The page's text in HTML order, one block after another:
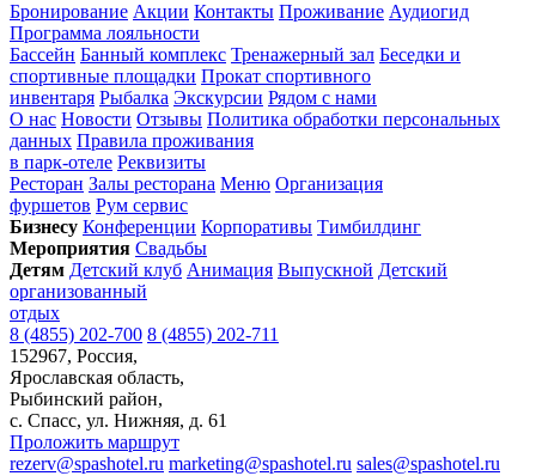
Бронирование Акции Контакты Проживание Аудиогид
Программа лояльности
Бассейн Банный комплекс Тренажерный зал Беседки и
спортивные площадки Прокат спортивного
инвентаря Рыбалка Экскурсии Рядом с нами
О нас Новости Отзывы Политика обработки персональных
данных Правила проживания
в парк-отеле Реквизиты
Ресторан Залы ресторана Меню Организация
фуршетов Рум сервис
Бизнесу Конференции Корпоративы Тимбилдинг
Мероприятия Свадьбы
Детям Детский клуб Анимация Выпускной Детский
организованный
отдых
8 (4855) 202-700 8 (4855) 202-711
152967, Россия,
Ярославская область,
Рыбинский район,
с. Спаcс, ул. Нижняя, д. 61
Проложить маршрут
rezerv@spashotel.ru marketing@spashotel.ru sales@spashotel.ru